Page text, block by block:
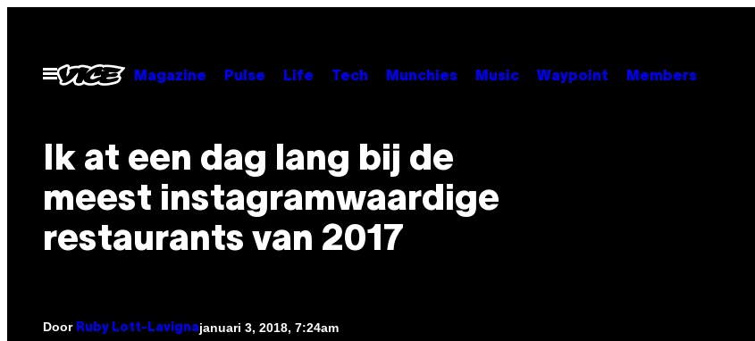
Open
menu
Magazine Pulse Life Tech Munchies Music Waypoint Members
Ik at een dag lang bij de
meest instagramwaardige
restaurants van 2017
Door Ruby Lott-Lavignajanuari 3, 2018, 7:24am